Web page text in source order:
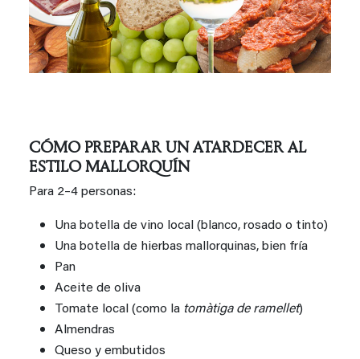
CÓMO PREPARAR UN ATARDECER AL
ESTILO MALLORQUÍN
Para 2–4 personas:
Una botella de vino local (blanco, rosado o tinto)
Una botella de hierbas mallorquinas, bien fría
Pan
Aceite de oliva
Tomate local (como la tomàtiga de ramellet)
Almendras
Queso y embutidos